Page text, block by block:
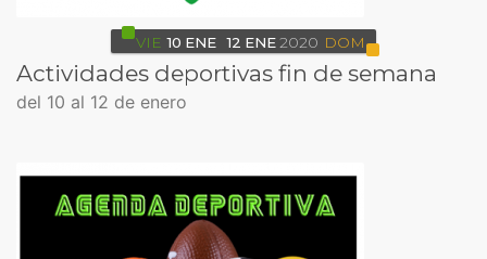
VIE 10 ENE 12 ENE2020 DOM
Actividades deportivas fin de semana
del 10 al 12 de enero